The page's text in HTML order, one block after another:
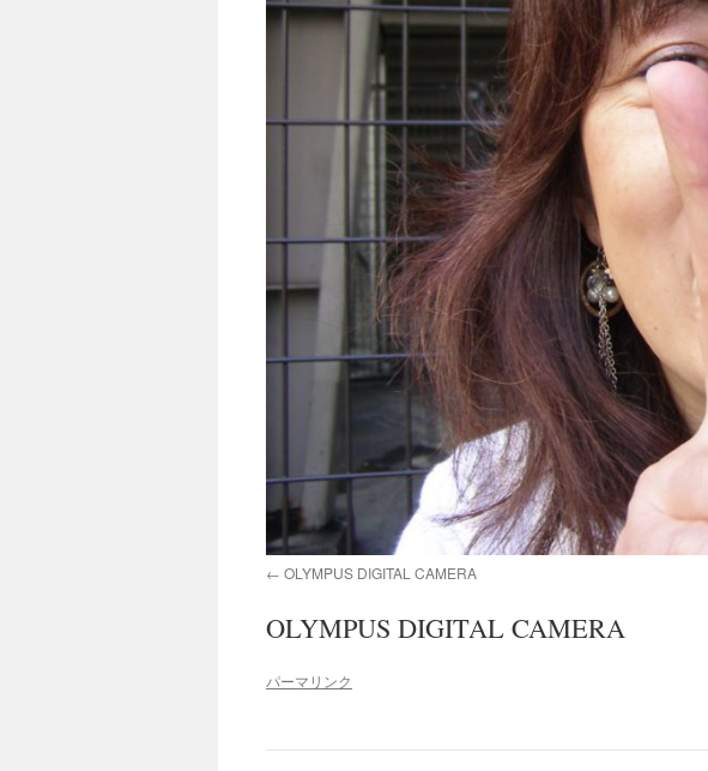
OLYMPUS DIGITAL CAMERA
OLYMPUS DIGITAL CAMERA
パーマリンク